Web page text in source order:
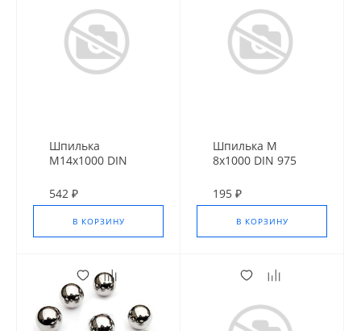
Шпилька
М14х1000 DIN
542 ₽
В КОРЗИНУ
Шпилька М
8х1000 DIN 975
195 ₽
В КОРЗИНУ